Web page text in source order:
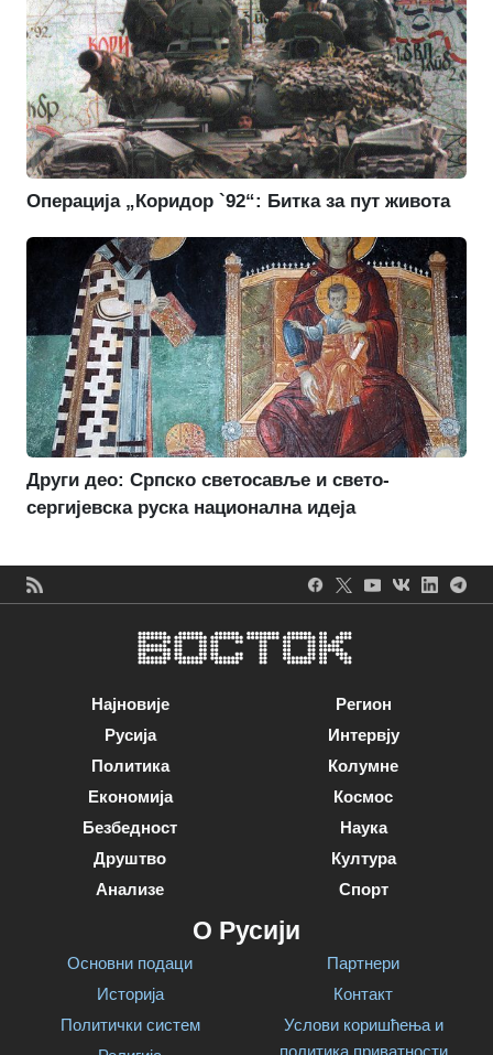
Операција „Коридор `92“: Битка за пут живота
Други део: Српско светосавље и свето-
сергијевска руска национална идеја
Најновије
Русија
Политика
Економија
Безбедност
Друштво
Анализе
Регион
Интервју
Колумне
Космос
Наука
Култура
Спорт
О Русији
Основни подаци
Историја
Политички систем
Партнери
Контакт
Услови коришћења и
политика приватности